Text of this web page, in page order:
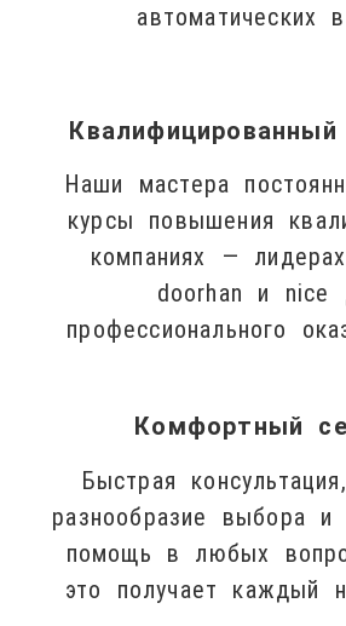
автоматических
Квалифицированный
Наши мастера
курсы повышения
компаниях —
doorhan и nice
профессионального
Комфортный
Быстрая
разнообразие выбора и
помощь в любых
это получает каждый